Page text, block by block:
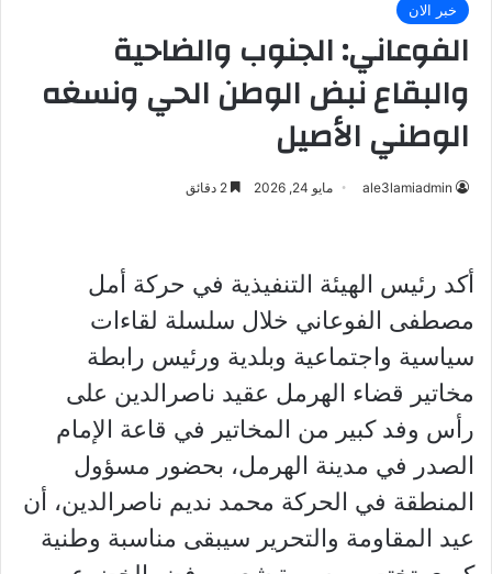
خبر الان
الفوعاني: الجنوب والضاحية
والبقاع نبض الوطن الحي ونسغه
الوطني الأصيل
ale3lamiadmin مايو 24, 2026
أكد رئيس الهيئة التنفيذية في حركة أمل
مصطفى الفوعاني خلال سلسلة لقاءات
سياسية واجتماعية وبلدية ورئيس رابطة
مخاتير قضاء الهرمل عقيد ناصرالدين على
رأس وفد كبير من المخاتير في قاعة الإمام
الصدر في مدينة الهرمل، بحضور مسؤول
المنطقة في الحركة محمد نديم ناصرالدين، أن
عيد المقاومة والتحرير سيبقى مناسبة وطنية